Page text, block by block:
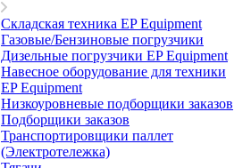
Складская техника EP Equipment
Газовые/Бензиновые погрузчики
Дизельные погрузчики EP Equipment
Навесное оборудование для техники
EP Equipment
Низкоуровневые подборщики заказов
Подборщики заказов
Транспортировщики паллет
(Электротележка)